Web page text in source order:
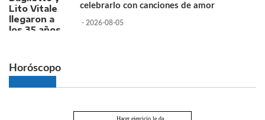
celebrarlo con canciones de amor
- 2026-08-05
Horóscopo